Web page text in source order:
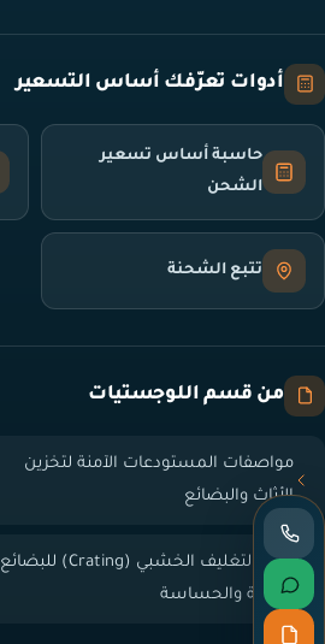
أدوات تعرّفك أساس التسعير
حاسبة أساس تسعير
الشحن
تتبع الشحنة
من قسم اللوجستيات
مواصفات المستودعات الآمنة لتخزين
الأثاث والبضائع
دليل التغليف الخشبي (Crating) للبضائع
الثقيلة والحساسة